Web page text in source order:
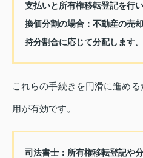
支払いと所有権移転登記を行い
換価分割の場合：不動産の売
持分割合に応じて分配します。
これらの手続きを円滑に進め
用が有効です。
司法書士：所有権移転登記や